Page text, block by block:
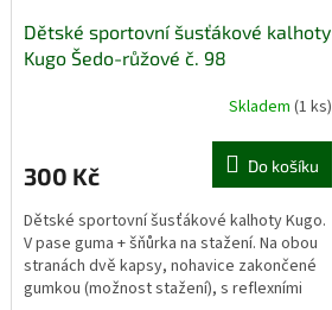
Dětské sportovní šusťákové kalhoty
Kugo Šedo-růžové č. 98
Skladem (1 ks)
300 Kč Do košíku
Dětské sportovní šusťákové kalhoty Kugo.
V pase guma + šňůrka na stažení. Na obou
stranách dvě kapsy, nohavice zakončené
gumkou (možnost stažení), s reflexními